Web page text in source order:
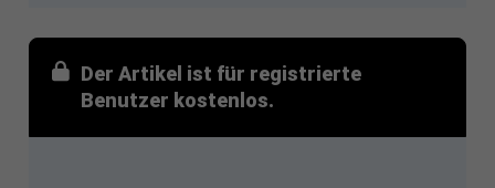
Der Artikel ist für registrierte
Benutzer kostenlos.